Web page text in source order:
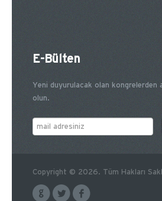
E-Bülten
Yeni duyurulacak olan kongrelerden
olun.
Copyright © 2026. Tüm Hakları